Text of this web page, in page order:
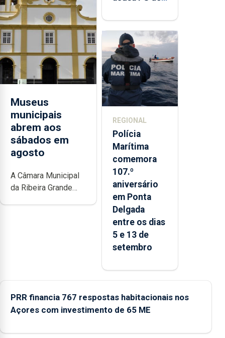
Museus
municipais
abrem aos
sábados em
agosto
A Câmara Municipal
da Ribeira Grande
aos sábados durante
o mês de agosto,
18h00.
contraditória"
sobre
evolução
turística
REGIONAL
Polícia
Marítima
comemora
107.º
aniversário
em Ponta
Delgada
entre os dias
5 e 13 de
setembro
PRR financia 767 respostas habitacionais nos
Açores com investimento de 65 ME